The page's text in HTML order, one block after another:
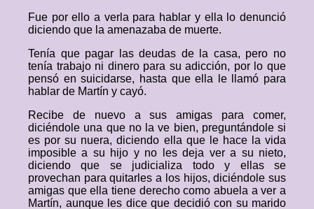
Fue por ello a verla para hablar y ella lo denunció
diciendo que la amenazaba de muerte.
Tenía que pagar las deudas de la casa, pero no
tenía trabajo ni dinero para su adicción, por lo que
pensó en suicidarse, hasta que ella le llamó para
hablar de Martín y cayó.
Recibe de nuevo a sus amigas para comer,
diciéndole una que no la ve bien, preguntándole si
es por su nuera, diciendo ella que le hace la vida
imposible a su hijo y no les deja ver a su nieto,
diciendo que se judicializa todo y ellas se
provechan para quitarles a los hijos, diciéndole sus
amigas que ella tiene derecho como abuela a ver a
Martín, aunque les dice que decidió con su marido